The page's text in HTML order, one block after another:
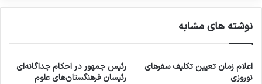
نوشته های مشابه
اعلام زمان تعیین تکلیف سفرهای
نوروزی
رئیس جمهور در احکام جداگانه‌ای
رئیسان فرهنگستان‌های علوم